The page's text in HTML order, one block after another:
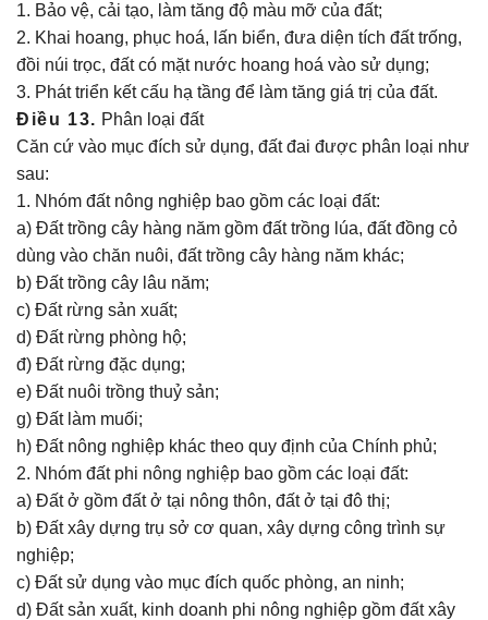
1. Bảo vệ, cải tạo, làm tăng độ màu mỡ của đất;
2. Khai hoang, phục hoá, lấn biển, đưa diện tích đất trống,
đồi núi trọc, đất có mặt nước hoang hoá vào sử dụng;
3. Phát triển kết cấu hạ tầng để làm tăng giá trị của đất.
Điều 13. Phân loại đất
Căn cứ vào mục đích sử dụng, đất đai được phân loại như
sau:
1. Nhóm đất nông nghiệp bao gồm các loại đất:
a) Đất trồng cây hàng năm gồm đất trồng lúa, đất đồng cỏ
dùng vào chăn nuôi, đất trồng cây hàng năm khác;
b) Đất trồng cây lâu năm;
c) Đất rừng sản xuất;
d) Đất rừng phòng hộ;
đ) Đất rừng đặc dụng;
e) Đất nuôi trồng thuỷ sản;
g) Đất làm muối;
h) Đất nông nghiệp khác theo quy định của Chính phủ;
2. Nhóm đất phi nông nghiệp bao gồm các loại đất:
a) Đất ở gồm đất ở tại nông thôn, đất ở tại đô thị;
b) Đất xây dựng trụ sở cơ quan, xây dựng công trình sự
nghiệp;
c) Đất sử dụng vào mục đích quốc phòng, an ninh;
d) Đất sản xuất, kinh doanh phi nông nghiệp gồm đất xây